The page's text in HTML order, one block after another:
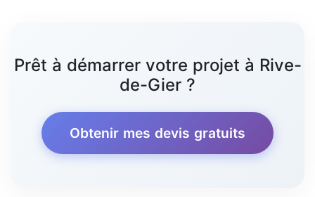
Prêt à démarrer votre projet à Rive-
de-Gier ?
Obtenir mes devis gratuits